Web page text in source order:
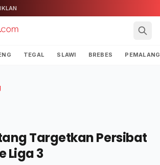
TEGAL SLAWI BREBES PEMALANG
Targetkan Persibat
Liga 3